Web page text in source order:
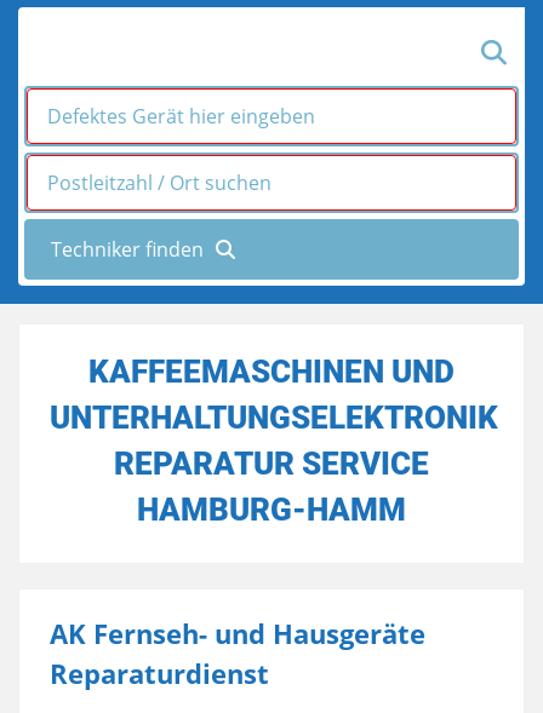
KAFFEEMASCHINEN UND
UNTERHALTUNGSELEKTRONIK
REPARATUR SERVICE
HAMBURG-HAMM
AK Fernseh- und Hausgeräte
Reparaturdienst